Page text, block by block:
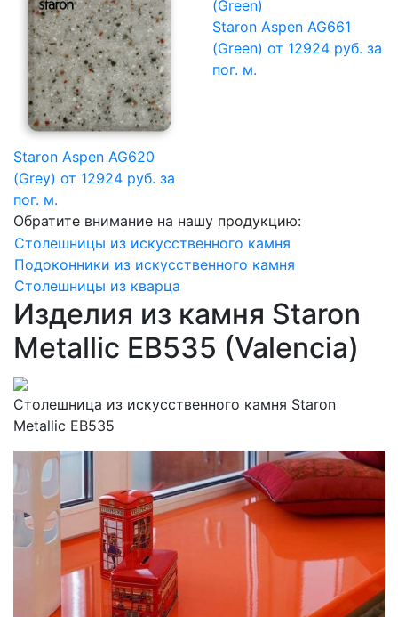
Staron Aspen AG620
(Grey) от 12924 руб. за
пог. м.
Staron Aspen AG661
(Green) от 12924 руб. за
пог. м.
Обратите внимание на нашу продукцию:
Столешницы из искусственного камня
Подоконники из искусственного камня
Столешницы из кварца
Изделия из камня Staron
Metallic EB535 (Valencia)
Столешница из искусственного камня Staron
Metallic EB535